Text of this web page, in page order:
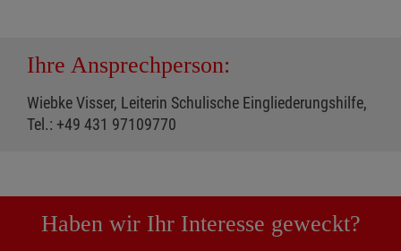
Ihre Ansprechperson:
Wiebke Visser, Leiterin Schulische Eingliederungshilfe,
Tel.: +49 431 97109770
Haben wir Ihr Interesse geweckt?